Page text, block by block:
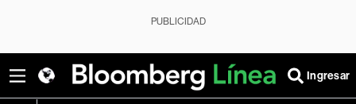
PUBLICIDAD
Ingresar